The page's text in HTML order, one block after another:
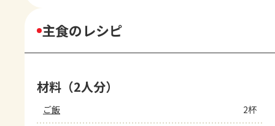
主食のレシピ
材料（2人分）
ご飯 2杯